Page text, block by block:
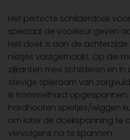
Het perfecte schilderdoek
speciaal de voorkeur geven
Het doek is aan de
nietjes vastgemaakt. Op die
zijkanten mee schilderen en in
stevige spieraam van
is trommelhard
hardhouten spietjes/wiggen
om later de doekspanning te
vervolgens na te spannen.